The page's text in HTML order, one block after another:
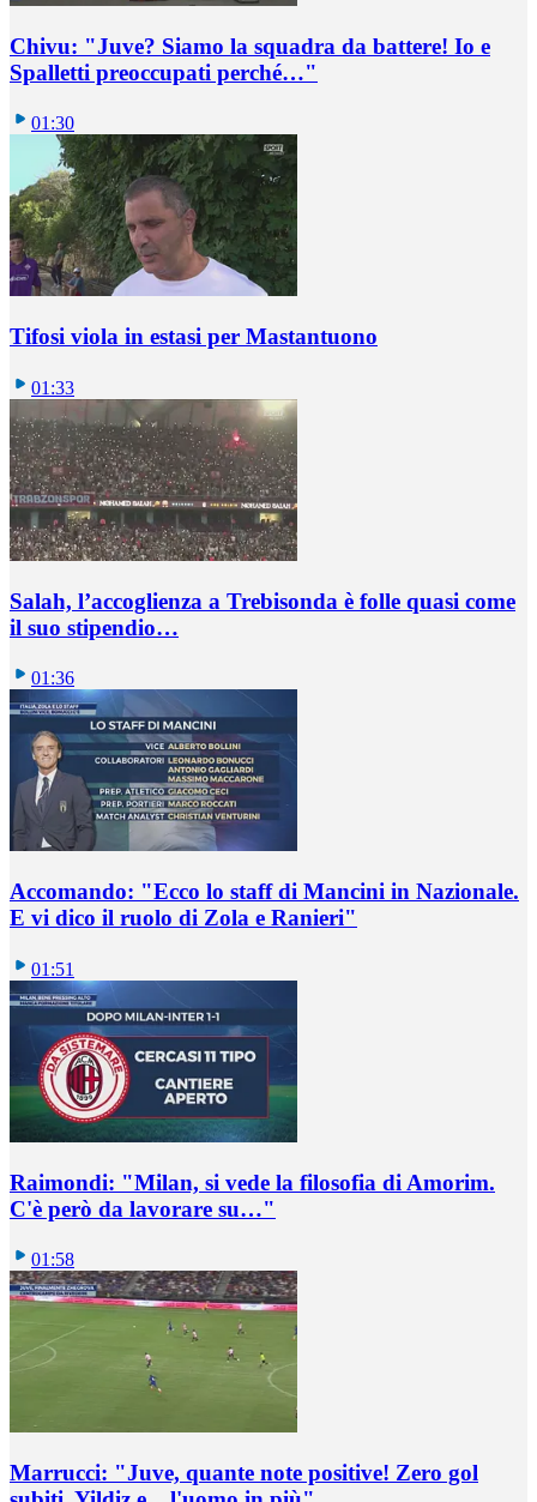
Chivu: "Juve? Siamo la squadra da battere! Io e
Spalletti preoccupati perché…"
01:30
Tifosi viola in estasi per Mastantuono
01:33
Salah, l’accoglienza a Trebisonda è folle quasi come
il suo stipendio…
01:36
Accomando: "Ecco lo staff di Mancini in Nazionale.
E vi dico il ruolo di Zola e Ranieri"
01:51
Raimondi: "Milan, si vede la filosofia di Amorim.
C'è però da lavorare su…"
01:58
Marrucci: "Juve, quante note positive! Zero gol